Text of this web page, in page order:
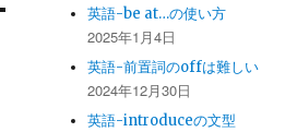
英語-be at…の使い方
2025年1月4日
英語-前置詞のoffは難しい
2024年12月30日
英語-introduceの文型